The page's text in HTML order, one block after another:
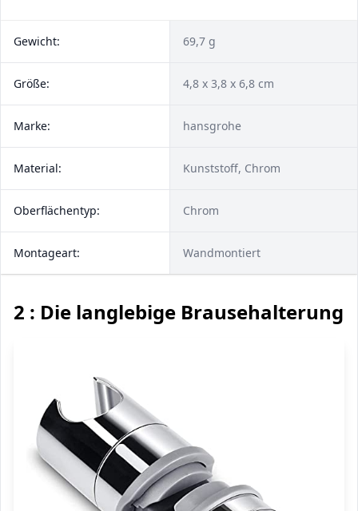
Gewicht: 69,7 g
Größe: 4,8 x 3,8 x 6,8 cm
Marke: hansgrohe
Material: Kunststoff, Chrom
Oberflächentyp: Chrom
Montageart: Wandmontiert
2 : Die langlebige Brausehalterung